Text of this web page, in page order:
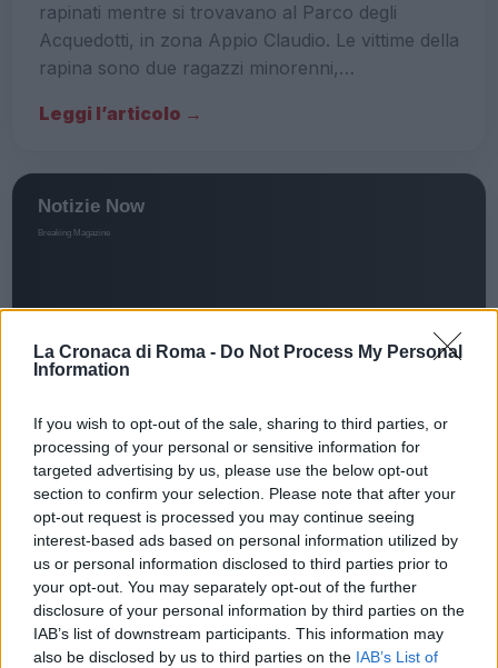
La Cronaca di Roma - Do Not Process My Personal
Information
If you wish to opt-out of the sale, sharing to third parties, or
processing of your personal or sensitive information for
targeted advertising by us, please use the below opt-out
section to confirm your selection. Please note that after your
opt-out request is processed you may continue seeing
interest-based ads based on personal information utilized by
us or personal information disclosed to third parties prior to
your opt-out. You may separately opt-out of the further
disclosure of your personal information by third parties on the
IAB’s list of downstream participants. This information may
also be disclosed by us to third parties on the IAB’s List of
rapinati mentre si trovavano al Parco degli
Acquedotti, in zona Appio Claudio. Le vittime della
rapina sono due ragazzi minorenni,…
Leggi l’articolo →
CRONACA
ROMA Minorenni molestate sul
bus: straniero in manette
23 Ottobre 2021 - 12:37Villani
ROMA Minorenni molestate sul bus. Grave
episodio costato caro ad un 38enne.